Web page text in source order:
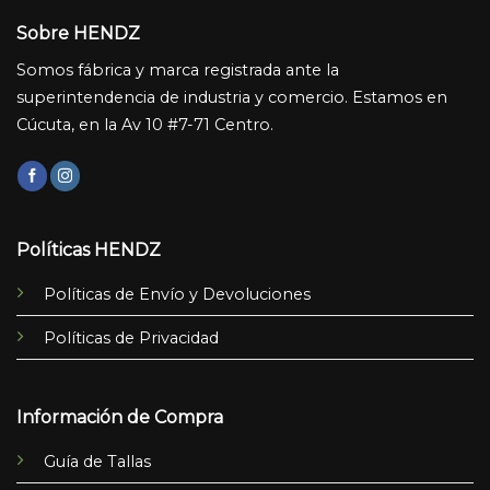
Sobre HENDZ
Somos fábrica y marca registrada ante la
superintendencia de industria y comercio. Estamos en
Cúcuta, en la Av 10 #7-71 Centro.
Políticas HENDZ
Políticas de Envío y Devoluciones
Políticas de Privacidad
Información de Compra
Guía de Tallas